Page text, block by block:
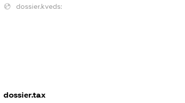
dossier.kveds:
dossier.tax